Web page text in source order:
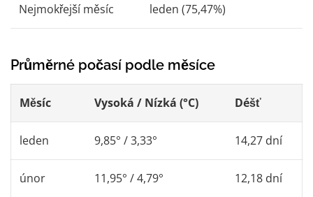
Nejmokřejší měsíc leden (75,47%)
Průměrné počasí podle měsíce
Měsíc Vysoká / Nízká (°C) Déšť
leden 9,85° / 3,33° 14,27 dní
únor 11,95° / 4,79° 12,18 dní